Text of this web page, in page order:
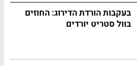
בעקבות הורדת הדירוג: החוזים
בוול סטריט יורדים